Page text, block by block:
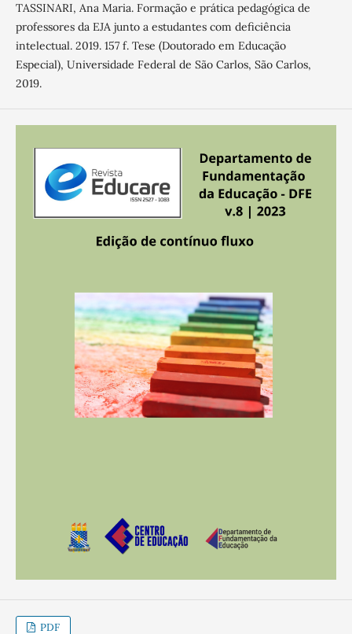
TASSINARI, Ana Maria. Formação e prática pedagógica de
professores da EJA junto a estudantes com deficiência
intelectual. 2019. 157 f. Tese (Doutorado em Educação
Especial), Universidade Federal de São Carlos, São Carlos,
2019.
PDF